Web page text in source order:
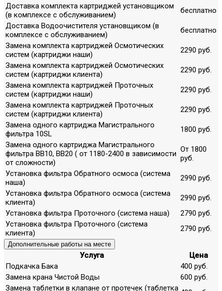
Доставка комплекта картриджей установщиком
(в комплексе с обслуживанием)
бесплатно
Доставка Водоочистителя установщиком (в
комплексе с обслуживанием)
бесплатно
Замена комплекта картриджей Осмотических
систем (картриджи наши)
2290 руб.
Замена комплекта картриджей Осмотических
систем (картриджи клиента)
2290 руб.
Замена комплекта картриджей Проточных
систем (картриджи наши)
2290 руб.
Замена комплекта картриджей Проточных
систем (картриджи клиента)
2290 руб.
Замена одного картриджа Магистрального
фильтра 10SL
1800 руб.
Замена одного картриджа Магистрального
фильтра ВВ10, ВВ20 ( от 1180-2400 в зависимости
от сложности)
От 1800
руб.
Установка фильтра Обратного осмоса (система
наша)
2990 руб.
Установка фильтра Обратного осмоса (система
клиента)
2990 руб.
Установка фильтра Проточного (система наша)
2790 руб.
Установка фильтра Проточного (система
клиента)
2790 руб.
Дополнительные работы на месте
Услуга
Цена
Подкачка Бака
400 руб.
Замена крана Чистой Воды
600 руб.
Замена таблетки в клапане от протечек (таблетка